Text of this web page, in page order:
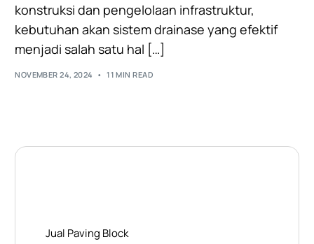
konstruksi dan pengelolaan infrastruktur,
kebutuhan akan sistem drainase yang efektif
menjadi salah satu hal […]
NOVEMBER 24, 2024 11 MIN READ
Jual Paving Block